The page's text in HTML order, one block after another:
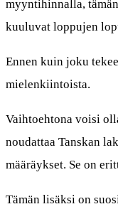
myyntihinnalla,
kuuluvat loppujen
Ennen kuin joku
mielenkiintoista.
Vaihtoehtona voisi
noudattaa Tanskan
määräykset. Se on
Tämän lisäksi on